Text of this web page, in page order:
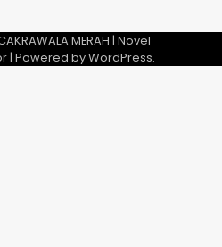
MERAH | Novel
| Powered byWordPress.